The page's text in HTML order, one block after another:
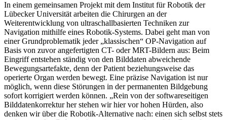
In einem gemeinsamen Projekt mit dem Institut für Robotik der
Lübecker Universität arbeiten die Chirurgen an der
Weiterentwicklung von ultraschallbasierten Techniken zur
Navigation mithilfe eines Robotik-Systems. Dabei geht man von
einer Grundproblematik jeder „klassischen“ OP-Navigation auf
Basis von zuvor angefertigten CT- oder MRT-Bildern aus: Beim
Eingriff entstehen ständig von den Bilddaten abweichende
Bewegungsartefakte, denn der Patient beziehungsweise das
operierte Organ werden bewegt. Eine präzise Navigation ist nur
möglich, wenn diese Störungen in der permanenten Bildgebung
sofort korrigiert werden können. „Rein von der softwareseitigen
Bilddatenkorrektur her stehen wir hier vor hohen Hürden, also
denken wir über die Robotik-Alternative nach: einen sich selbst stets